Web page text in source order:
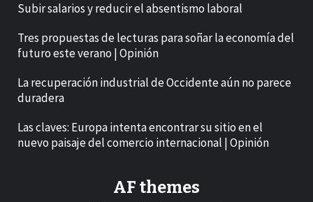
Subir salarios y reducir el absentismo laboral
Tres propuestas de lecturas para soñar la economía del
futuro este verano | Opinión
La recuperación industrial de Occidente aún no parece
duradera
Las claves: Europa intenta encontrar su sitio en el
nuevo paisaje del comercio internacional | Opinión
AF themes